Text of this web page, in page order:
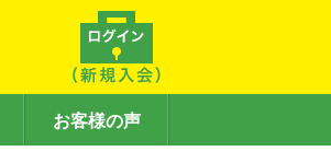
お客様の声